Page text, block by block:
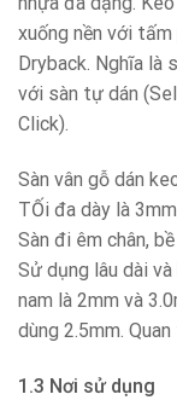
xuống nền với tấm
Dryback. Nghĩa là
với sàn tự dán
Click).
Sàn vân gỗ dán
TỐi đa dày là
Sàn đi êm chân,
Sử dụng lâu dài
nam là 2mm và
dùng 2.5mm.
1.3 Nơi sử dụng